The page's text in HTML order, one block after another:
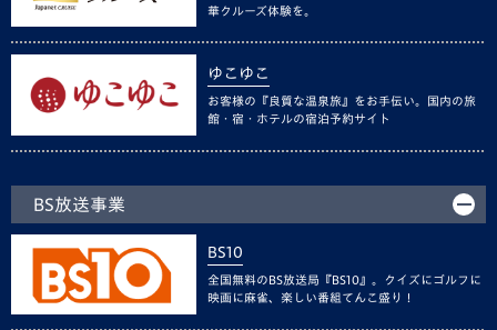
華クルーズ体験を。
ゆこゆこ
お客様の『良質な温泉旅』をお手伝い。国内の旅
館・宿・ホテルの宿泊予約サイト
BS放送事業
BS10
全国無料のBS放送局『BS10』。クイズにゴルフに
映画に麻雀、楽しい番組てんこ盛り！